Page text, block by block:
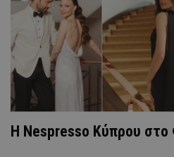
Η Nespresso Κύπρου στο